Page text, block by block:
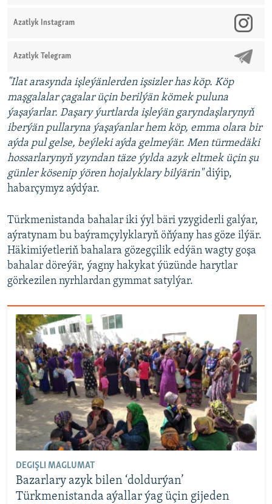
Azatlyk Instagram
Azatlyk Telegram
"Ilat arasynda işleýänlerden işsizler has köp. Köp
maşgalalar çagalar üçin berilýän kömek puluna
ýaşaýarlar. Daşary ýurtlarda işleýän garyndaşlarynyň
iberýän pullaryna ýaşaýanlar hem köp, emma olara bir
aýda pul gelse, beýleki aýda gelmeýär. Men türmedäki
hossarlarynyň yzyndan täze ýylda azyk eltmek üçin şu
günler kösenip ýören hojalyklary bilýärin"diýip,
habarçymyz aýdýar.
Türkmenistanda bahalar iki ýyl bäri yzygiderli galýar,
aýratynam bu baýramçylyklaryň öňýany has göze ilýär.
Häkimiýetleriň bahalara gözegçilik edýän wagty goşa
bahalar döreýär, ýagny hakykat ýüzünde harytlar
görkezilen nyrhlardan gymmat satylýar.
DEGIŞLI MAGLUMAT
Bazarlary azyk bilen ‘doldurýan’
Türkmenistanda aýallar ýag üçin gijeden